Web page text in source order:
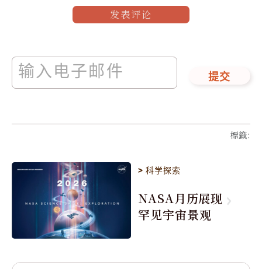
发表评论
提交
標籤:
>科学探索
NASA月历展现
罕见宇宙景观